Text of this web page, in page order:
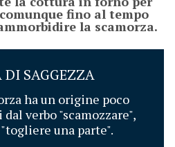
fino al tempo
la scamorza.
SAGGEZZA
ha un origine poco
verbo "scamozzare",
una parte".